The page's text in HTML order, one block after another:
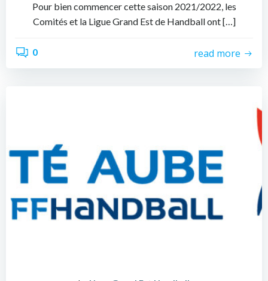
Pour bien commencer cette saison 2021/2022, les
Comités et la Ligue Grand Est de Handball ont […]
0 read more